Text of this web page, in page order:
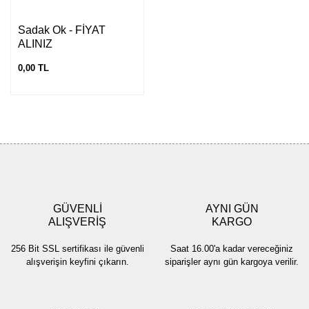
Sadak Ok - FİYAT
ALINIZ
0,00 TL
GÜVENLİ
ALIŞVERİŞ
256 Bit SSL sertifikası ile güvenli
alışverişin keyfini çıkarın.
AYNI GÜN
KARGO
Saat 16.00'a kadar vereceğiniz
siparişler aynı gün kargoya verilir.